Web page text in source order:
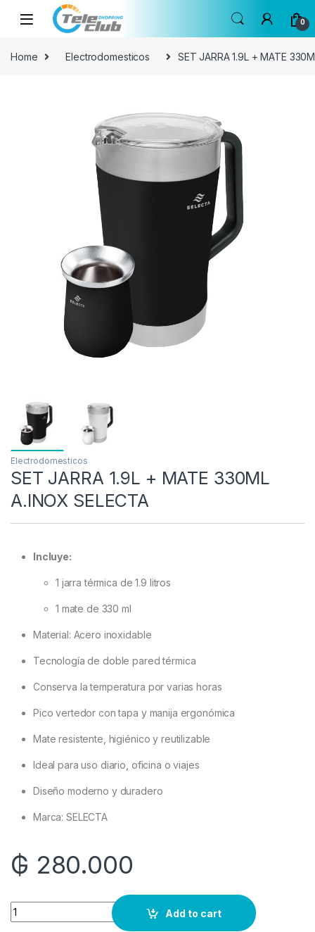
Skip to navigation
Skip to content
0
Home Electrodomesticos SET JARRA 1.9L + MATE
Electrodomesticos
SET JARRA 1.9L + MATE 330ML
A.INOX SELECTA
Incluye:
1 jarra térmica de 1.9 litros
1 mate de 330 ml
Material: Acero inoxidable
Tecnología de doble pared térmica
Conserva la temperatura por varias horas
Pico vertedor con tapa y manija ergonómica
Mate resistente, higiénico y reutilizable
Ideal para uso diario, oficina o viajes
Diseño moderno y duradero
Marca: SELECTA
₲ 280.000
Quantity
Add to cart